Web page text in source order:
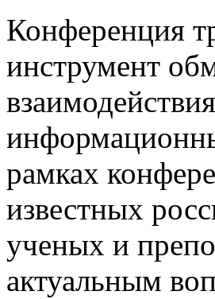
Конференция
инструмент
рамках
известных
ученых и
актуальным